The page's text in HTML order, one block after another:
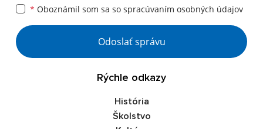
* Oboznámil som sa so spracúvaním osobných údajov
Google reCaptcha Response
Odoslať správu
Rýchle odkazy
História
Školstvo